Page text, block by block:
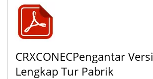
CRXCONECPengantar Versi
Lengkap Tur Pabrik